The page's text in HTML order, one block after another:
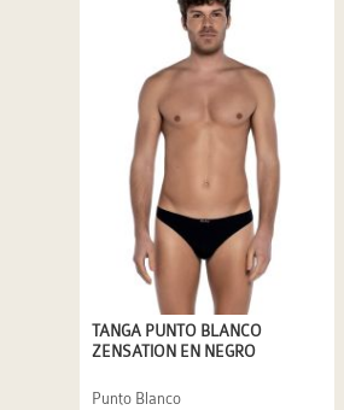
TANGA PUNTO BLANCO
ZENSATION EN NEGRO
Punto Blanco